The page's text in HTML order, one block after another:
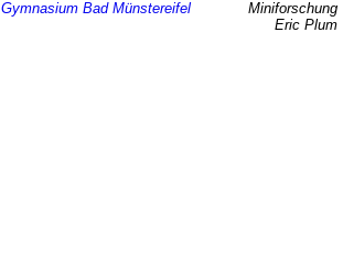
Gymnasium Bad Münstereifel
Miniforschung
Eric Plum